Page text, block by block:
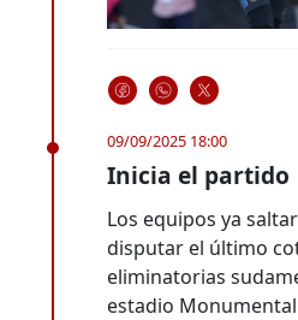
09/09/2025 18:00
Inicia el partido
Los equipos ya
disputar el último
eliminatorias
estadio